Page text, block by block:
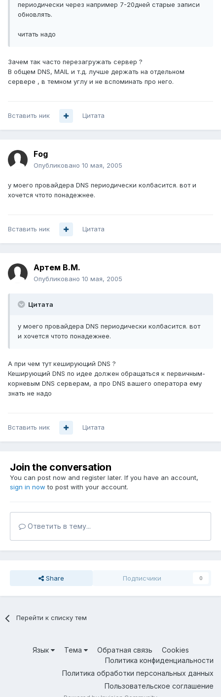
периодически через например 7-20дней старые записи
обновлять.
читать надо
Зачем так часто перезагружать сервер ?
В общем DNS, MAIL и т.д. лучше держать на отдельном
сервере , в темном углу и не вспоминать про него.
Вставить ник Цитата
Fog
Опубликовано 10 мая, 2005
у моего провайдера DNS периодически колбасится. вот и
хочется чтото понадежнее.
Вставить ник Цитата
Артем B.M.
Опубликовано 10 мая, 2005
Цитата
у моего провайдера DNS периодически колбасится. вот
и хочется чтото понадежнее.
А при чем тут кеширующий DNS ?
Кеширующий DNS по идее должен обращаться к первичным-
корневым DNS серверам, а про DNS вашего оператора ему
знать не надо
Вставить ник Цитата
Join the conversation
You can post now and register later. If you have an account,
sign in now to post with your account.
Ответить в тему...
Share Подписчики 0
Перейти к списку тем
Язык Тема Обратная связь
Cookies
Политика конфиденциальности
Политика обработки персональных данных
Пользовательское соглашение